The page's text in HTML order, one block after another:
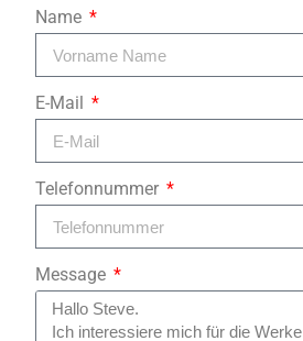
Name
E-Mail
Telefonnummer
Message